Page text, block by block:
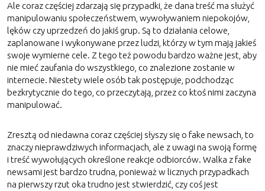
Ale coraz częściej zdarzają się przypadki, że dana treść ma służyć
manipulowaniu społeczeństwem, wywoływaniem niepokojów,
lęków czy uprzedzeń do jakiś grup. Są to działania celowe,
zaplanowane i wykonywane przez ludzi, którzy w tym mają jakieś
swoje wymierne cele. Z tego też powodu bardzo ważne jest, aby
nie mieć zaufania do wszystkiego, co znalezione zostanie w
internecie. Niestety wiele osób tak postępuje, podchodząc
bezkrytycznie do tego, co przeczytają, przez co ktoś nimi zaczyna
manipulować.
Zresztą od niedawna coraz częściej słyszy się o fake newsach, to
znaczy nieprawdziwych informacjach, ale z uwagi na swoją formę
i treść wywołujących określone reakcje odbiorców. Walka z fake
newsami jest bardzo trudna, ponieważ w licznych przypadkach
na pierwszy rzut oka trudno jest stwierdzić, czy coś jest